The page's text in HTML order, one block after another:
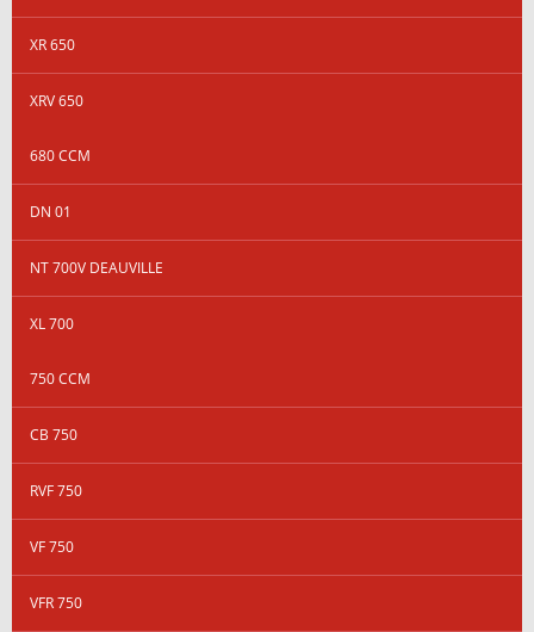
XR 650
XRV 650
680 CCM
DN 01
NT 700V DEAUVILLE
XL 700
750 CCM
CB 750
RVF 750
VF 750
VFR 750